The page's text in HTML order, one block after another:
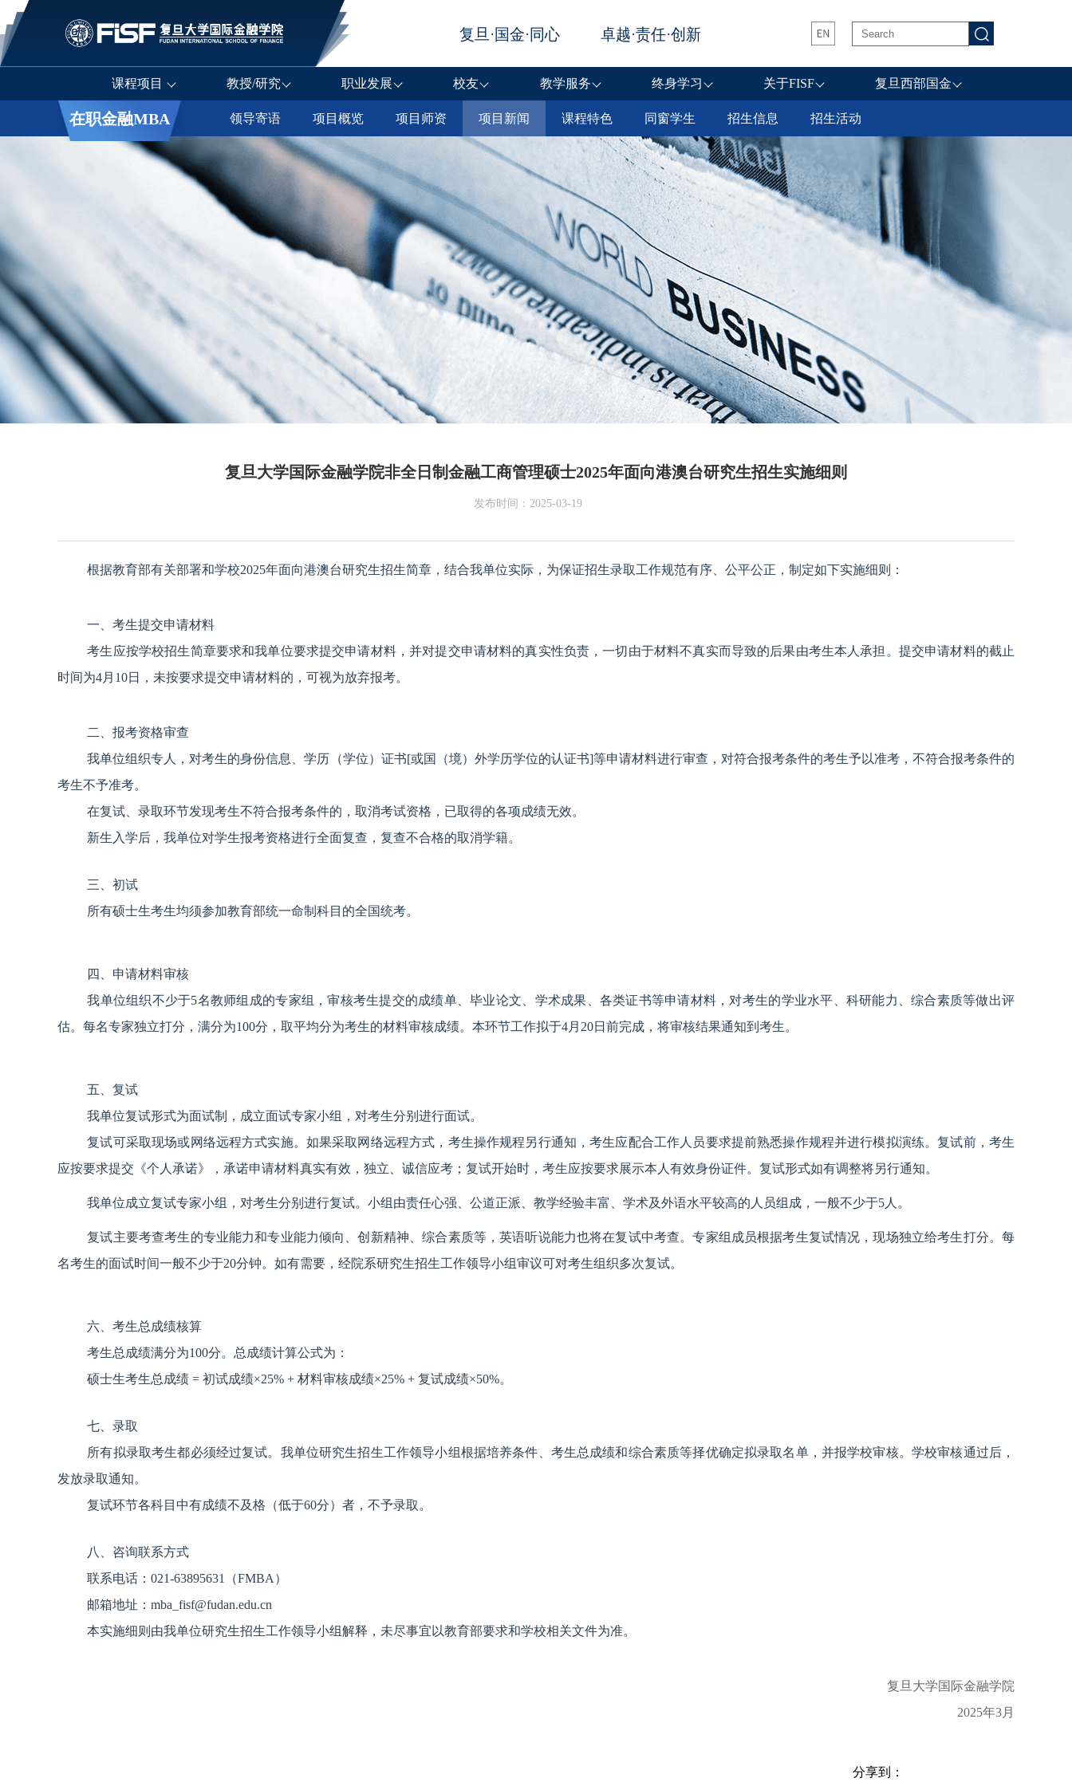
课程项目 教授/研究 职业发展 校友 教学服务 终身学习 关于FISF 复旦西部国金
在职金融MBA 领导寄语 项目概览 项目师资 项目新闻 课程特色 同窗学生 招生信息 招生活动
复旦大学国际金融学院非全日制金融工商管理硕士2025年面向港澳台研究生招生实施细则
发布时间：2025-03-19
根据教育部有关部署和学校2025年面向港澳台研究生招生简章，结合我单位实际，为保证招生录取工作规范有序、公平公正，制定如下实施细则：
一、考生提交申请材料
考生应按学校招生简章要求和我单位要求提交申请材料，并对提交申请材料的真实性负责，一切由于材料不真实而导致的后果由考生本人承担。提交申请材料的截止
时间为4月10日，未按要求提交申请材料的，可视为放弃报考。
二、报考资格审查
我单位组织专人，对考生的身份信息、学历（学位）证书[或国（境）外学历学位的认证书]等申请材料进行审查，对符合报考条件的考生予以准考，不符合报考条件的
考生不予准考。
在复试、录取环节发现考生不符合报考条件的，取消考试资格，已取得的各项成绩无效。
新生入学后，我单位对学生报考资格进行全面复查，复查不合格的取消学籍。
三、初试
所有硕士生考生均须参加教育部统一命制科目的全国统考。
四、申请材料审核
我单位组织不少于5名教师组成的专家组，审核考生提交的成绩单、毕业论文、学术成果、各类证书等申请材料，对考生的学业水平、科研能力、综合素质等做出评
估。每名专家独立打分，满分为100分，取平均分为考生的材料审核成绩。本环节工作拟于4月20日前完成，将审核结果通知到考生。
五、复试
我单位复试形式为面试制，成立面试专家小组，对考生分别进行面试。
复试可采取现场或网络远程方式实施。如果采取网络远程方式，考生操作规程另行通知，考生应配合工作人员要求提前熟悉操作规程并进行模拟演练。复试前，考生
应按要求提交《个人承诺》，承诺申请材料真实有效，独立、诚信应考；复试开始时，考生应按要求展示本人有效身份证件。复试形式如有调整将另行通知。
我单位成立复试专家小组，对考生分别进行复试。小组由责任心强、公道正派、教学经验丰富、学术及外语水平较高的人员组成，一般不少于5人。
复试主要考查考生的专业能力和专业能力倾向、创新精神、综合素质等，英语听说能力也将在复试中考查。专家组成员根据考生复试情况，现场独立给考生打分。每
名考生的面试时间一般不少于20分钟。如有需要，经院系研究生招生工作领导小组审议可对考生组织多次复试。
六、考生总成绩核算
考生总成绩满分为100分。总成绩计算公式为：
硕士生考生总成绩 = 初试成绩×25% + 材料审核成绩×25% + 复试成绩×50%。
七、录取
所有拟录取考生都必须经过复试。我单位研究生招生工作领导小组根据培养条件、考生总成绩和综合素质等择优确定拟录取名单，并报学校审核。学校审核通过后，
发放录取通知。
复试环节各科目中有成绩不及格（低于60分）者，不予录取。
八、咨询联系方式
联系电话：021-63895631（FMBA）
邮箱地址：mba_fisf@fudan.edu.cn
本实施细则由我单位研究生招生工作领导小组解释，未尽事宜以教育部要求和学校相关文件为准。
复旦大学国际金融学院
2025年3月
分享到：